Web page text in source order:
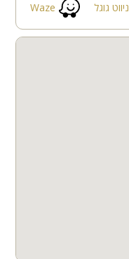
Waze ניווט גוגל